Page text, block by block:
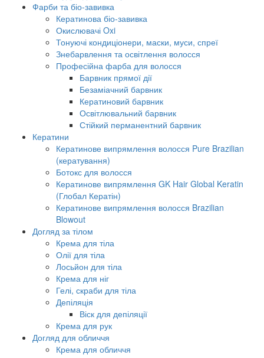
Фарби та біо-завивка
Кератинова біо-завивка
Окислювачі Oxi
Тонуючі кондиціонери, маски, муси, спреї
Знебарвлення та освітлення волосся
Професійна фарба для волосся
Барвник прямої дії
Безаміачний барвник
Кератиновий барвник
Освітлювальний барвник
Стійкий перманентний барвник
Кератини
Кератинове випрямлення волосся Pure Brazilian
(кератування)
Ботокс для волосся
Кератинове випрямлення GK Hair Global Keratin
(Глобал Кератін)
Кератинове випрямлення волосся Brazilian
Blowout
Догляд за тілом
Крема для тіла
Олії для тіла
Лосьйон для тіла
Крема для ніг
Гелі, скраби для тіла
Депіляція
Віск для депіляції
Крема для рук
Догляд для обличчя
Крема для обличчя